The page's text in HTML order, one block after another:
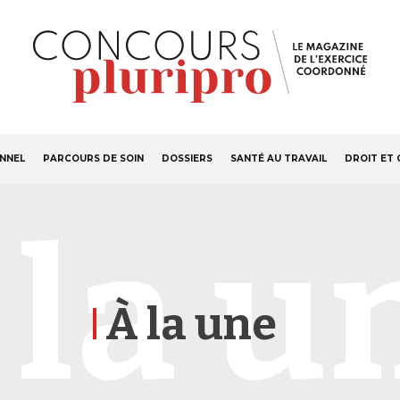
S'ABONNER
principale
PARCOURS DE SOIN DOSSIERS SANTÉ AU TRAVAIL DROIT ET
À la une
la